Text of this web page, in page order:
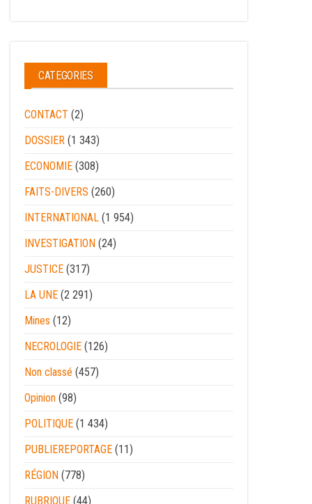
CATEGORIES
CONTACT (2)
DOSSIER (1 343)
ECONOMIE (308)
FAITS-DIVERS (260)
INTERNATIONAL (1 954)
INVESTIGATION (24)
JUSTICE (317)
LA UNE (2 291)
Mines (12)
NECROLOGIE (126)
Non classé (457)
Opinion (98)
POLITIQUE (1 434)
PUBLIEREPORTAGE (11)
RÉGION (778)
RUBRIQUE (44)